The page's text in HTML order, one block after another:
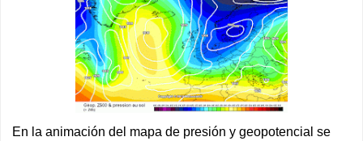
En la animación del mapa de presión y geopotencial se